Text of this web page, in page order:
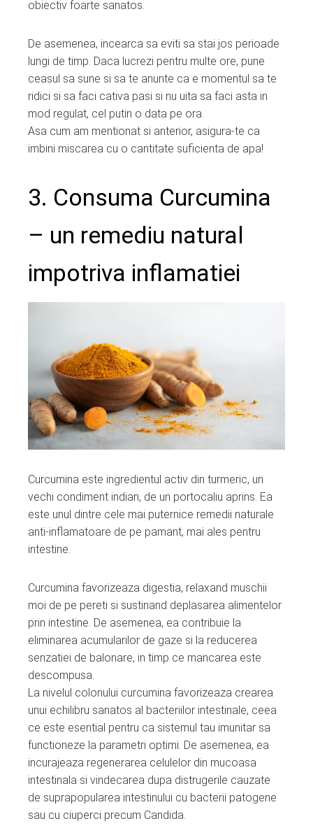
obiectiv foarte sanatos.
De asemenea, incearca sa eviti sa stai jos perioade
lungi de timp. Daca lucrezi pentru multe ore, pune
ceasul sa sune si sa te anunte ca e momentul sa te
ridici si sa faci cativa pasi si nu uita sa faci asta in
mod regulat, cel putin o data pe ora.
Asa cum am mentionat si anterior, asigura-te ca
imbini miscarea cu o cantitate suficienta de apa!
3. Consuma Curcumina
– un remediu natural
impotriva inflamatiei
Curcumina este ingredientul activ din turmeric, un
vechi condiment indian, de un portocaliu aprins. Ea
este unul dintre cele mai puternice remedii naturale
anti-inflamatoare de pe pamant, mai ales pentru
intestine.
Curcumina favorizeaza digestia, relaxand muschii
moi de pe pereti si sustinand deplasarea alimentelor
prin intestine. De asemenea, ea contribuie la
eliminarea acumularilor de gaze si la reducerea
senzatiei de balonare, in timp ce mancarea este
descompusa.
La nivelul colonului curcumina favorizeaza crearea
unui echilibru sanatos al bacteriilor intestinale, ceea
ce este esential pentru ca sistemul tau imunitar sa
functioneze la parametri optimi. De asemenea, ea
incurajeaza regenerarea celulelor din mucoasa
intestinala si vindecarea dupa distrugerile cauzate
de suprapopularea intestinului cu bacterii patogene
sau cu ciuperci precum Candida.